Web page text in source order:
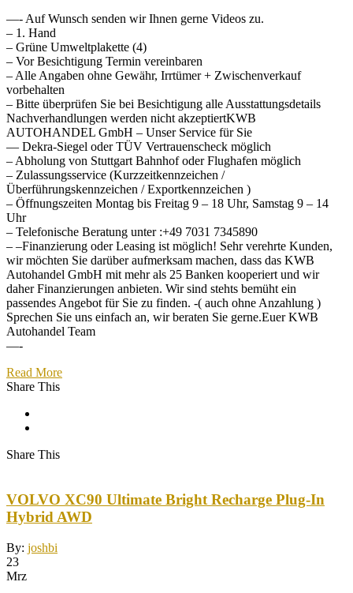
—- Auf Wunsch senden wir Ihnen gerne Videos zu.
– 1. Hand
– Grüne Umweltplakette (4)
– Vor Besichtigung Termin vereinbaren
– Alle Angaben ohne Gewähr, Irrtümer + Zwischenverkauf
vorbehalten
– Bitte überprüfen Sie bei Besichtigung alle Ausstattungsdetails
Nachverhandlungen werden nicht akzeptiertKWB
AUTOHANDEL GmbH – Unser Service für Sie
— Dekra-Siegel oder TÜV Vertrauenscheck möglich
– Abholung von Stuttgart Bahnhof oder Flughafen möglich
– Zulassungsservice (Kurzzeitkennzeichen /
Überführungskennzeichen / Exportkennzeichen )
– Öffnungszeiten Montag bis Freitag 9 – 18 Uhr, Samstag 9 – 14
Uhr
– Telefonische Beratung unter :+49 7031 7345890
– –Finanzierung oder Leasing ist möglich! Sehr verehrte Kunden,
wir möchten Sie darüber aufmerksam machen, dass das KWB
Autohandel GmbH mit mehr als 25 Banken kooperiert und wir
daher Finanzierungen anbieten. Wir sind stehts bemüht ein
passendes Angebot für Sie zu finden. -( auch ohne Anzahlung )
Sprechen Sie uns einfach an, wir beraten Sie gerne.Euer KWB
Autohandel Team
—-
Read More
Share This
Share This
VOLVO XC90 Ultimate Bright Recharge Plug-In
Hybrid AWD
By: joshbi
23
Mrz